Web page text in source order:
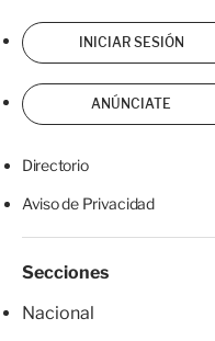
INICIAR SESIÓN
ANÚNCIATE
Directorio
Aviso de Privacidad
Secciones
Nacional